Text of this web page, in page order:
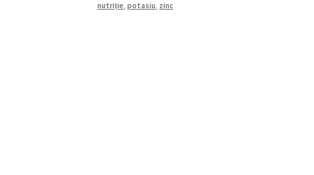
nutriție,potasiu, zinc